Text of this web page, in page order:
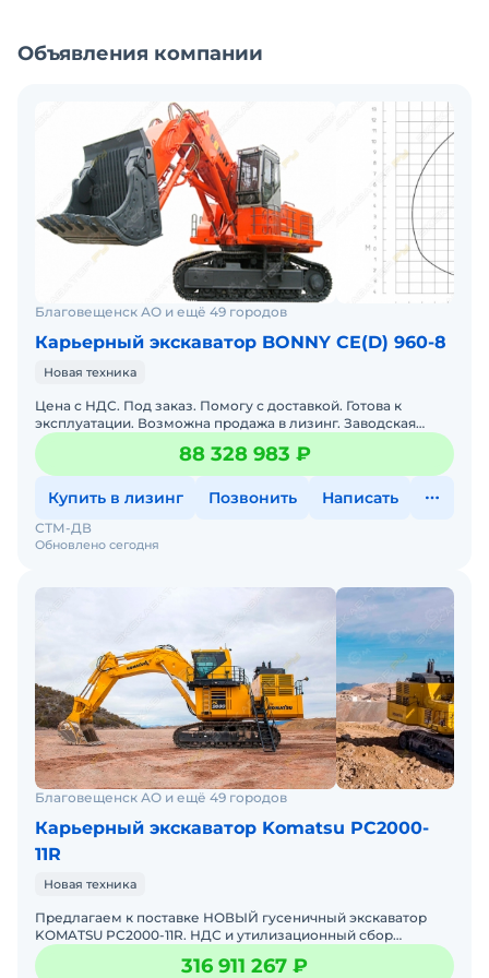
Объявления компании
Благовещенск АО и ещё 49 городов
Карьерный экскаватор BONNY CE(D) 960-8
Новая техника
Цена с НДС. Под заказ. Помогу с доставкой. Готова к
эксплуатации. Возможна продажа в лизинг. Заводская
гарантия. Доставка по РФ. Гарантия 12 месяцев. Масса:97
88 328 983 ₽
Купить в лизинг Позвонить Написать
Обновлено сегодня
СТМ-ДВ
Благовещенск АО и ещё 49 городов
Карьерный экскаватор Komatsu PC2000-
11R
Новая техника
Предлагаем к поставке НОВЫЙ гусеничный экскаватор
KOMATSU PC2000-11R. НДС и утилизационный сбор
включены в стоимость. Гарантия. Лизинг в любой
лизинговой к
316 911 267 ₽